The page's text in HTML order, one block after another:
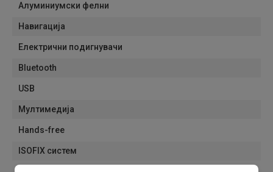
Алуминиумски фелни
Навигација
Електрични подигнувачи
Bluetooth
USB
Мултимедија
Hands-free
ISOFIX систем